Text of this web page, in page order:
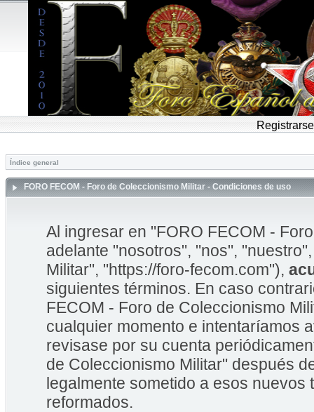
Registrarse
Índice general
FORO FECOM - Foro de Coleccionismo Militar - Condiciones de uso
Al ingresar en "FORO FECOM -
adelante "nosotros", "nos",
Militar", "https://foro-fecom.com"),
siguientes términos. En caso
FECOM - Foro de Coleccionismo
cualquier momento e intentaríamos
revisase por su cuenta
de Coleccionismo Militar" después
legalmente sometido a esos
reformados.